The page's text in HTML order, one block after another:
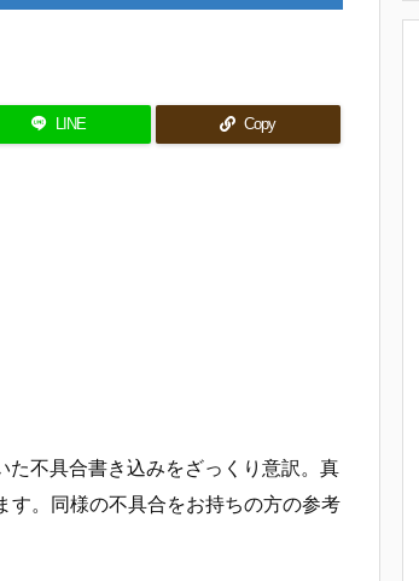
LINE Copy
不具合書き込みをざっくり意訳。真
す。同様の不具合をお持ちの方の参考